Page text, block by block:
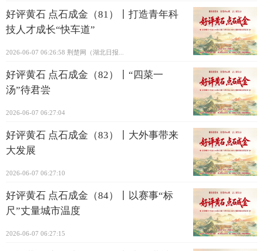
好评黄石 点石成金（81）丨打造青年科
技人才成长“快车道”
2026-06-07 06:26:58 荆楚网（湖北日报...
好评黄石 点石成金（82）丨“四菜一
汤”待君尝
2026-06-07 06:27:04
好评黄石 点石成金（83）丨大外事带来
大发展
2026-06-07 06:27:10
好评黄石 点石成金（84）丨以赛事“标
尺”丈量城市温度
2026-06-07 06:27:15